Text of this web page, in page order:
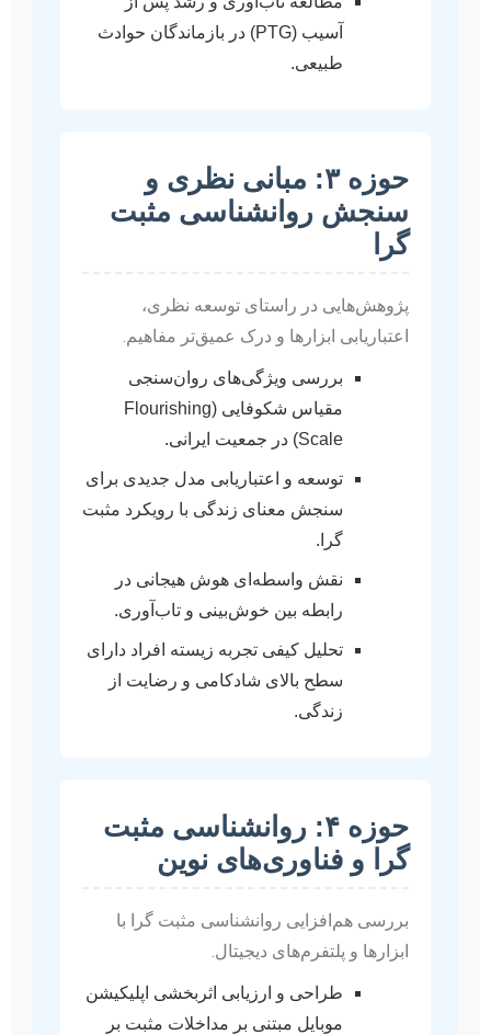
آسیب (PTG) در بازماندگان حوادث
طبیعی.
حوزه ۳: مبانی نظری و
سنجش روانشناسی مثبت
گرا
پژوهش‌هایی در راستای توسعه نظری،
اعتباریابی ابزارها و درک عمیق‌تر مفاهیم.
بررسی ویژگی‌های روان‌سنجی
مقیاس شکوفایی (Flourishing
Scale) در جمعیت ایرانی.
توسعه و اعتباریابی مدل جدیدی برای
سنجش معنای زندگی با رویکرد مثبت
گرا.
نقش واسطه‌ای هوش هیجانی در
رابطه بین خوش‌بینی و تاب‌آوری.
تحلیل کیفی تجربه زیسته افراد دارای
سطح بالای شادکامی و رضایت از
زندگی.
حوزه ۴: روانشناسی مثبت
گرا و فناوری‌های نوین
بررسی هم‌افزایی روانشناسی مثبت گرا با
ابزارها و پلتفرم‌های دیجیتال.
طراحی و ارزیابی اثربخشی اپلیکیشن
موبایل مبتنی بر مداخلات مثبت بر